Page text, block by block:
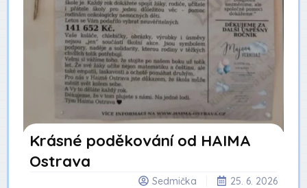
Krásné poděkování od HAIMA
Ostrava
Sedmička 25. 6. 2026